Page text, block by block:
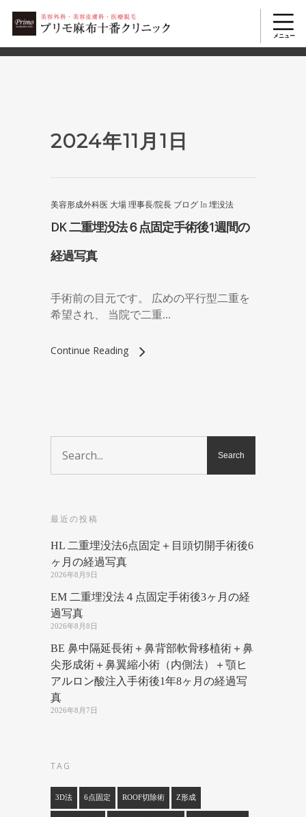
2024年11月1日
美容形成外科医 大場 理事長/院長 ブログ In 埋没法
DK 二重埋没法６点固定手術後1週間の
経過写真
手術前の目元です。 広めの平行型二重を
希望され、 当院で二重...
Continue Reading
最近の投稿
HL 二重埋没法6点固定＋目頭切開手術後6
ヶ月の経過写真
2026年8月9日
EM 二重埋没法４点固定手術後3ヶ月の経
過写真
2026年8月8日
BE 鼻中隔延長術＋鼻背部軟骨移植術＋鼻
尖形成術＋鼻翼縮小術（内側法）＋顎ヒ
アルロン酸注入手術後1年8ヶ月の経過写
真
2026年8月7日
TAG
3D法 6点固定 ROOF切除術 Z形成